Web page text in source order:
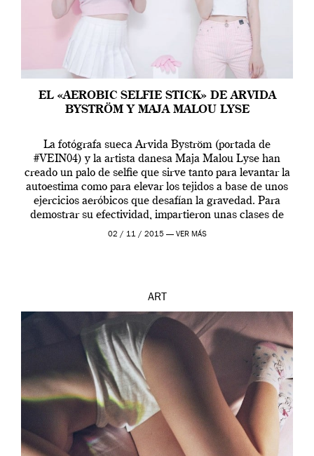
EL «AEROBIC SELFIE STICK» DE ARVIDA
BYSTRÖM Y MAJA MALOU LYSE
La fotógrafa sueca Arvida Byström (portada de
#VEIN04) y la artista danesa Maja Malou Lyse han
creado un palo de selfie que sirve tanto para levantar la
autoestima como para elevar los tejidos a base de unos
ejercicios aeróbicos que desafían la gravedad. Para
demostrar su efectividad, impartieron unas clases de
prueba en el Tate […]
02 / 11 / 2015 — VER MÁS
ART